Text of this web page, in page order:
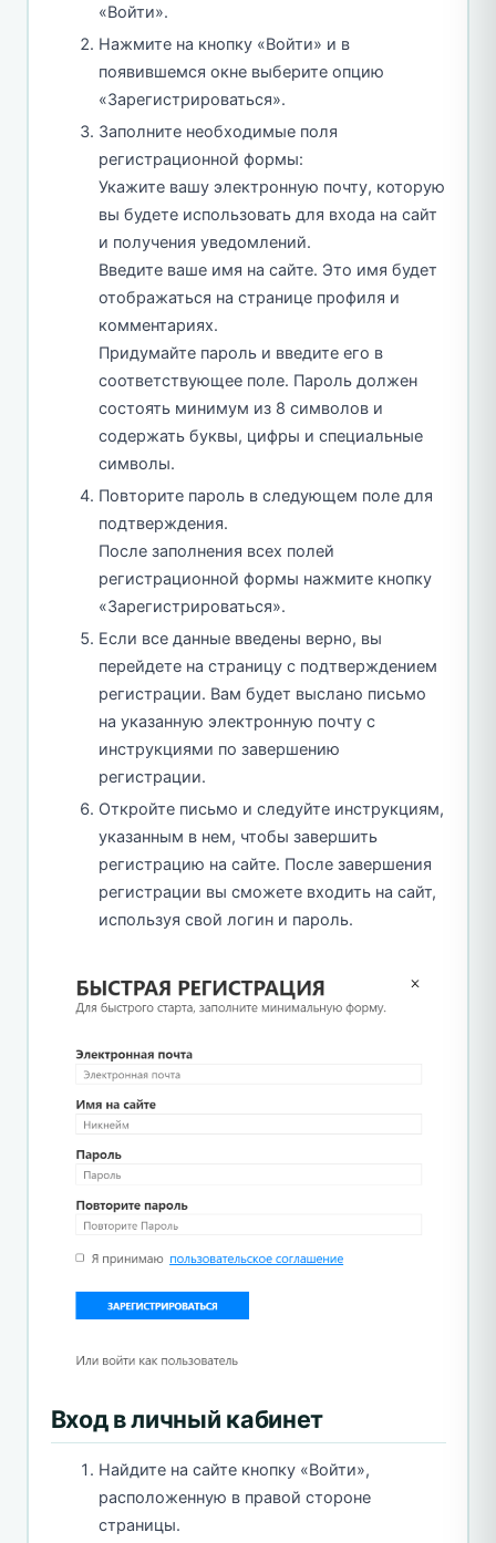
«Войти».
Нажмите на кнопку «Войти» и в
появившемся окне выберите опцию
«Зарегистрироваться».
Заполните необходимые поля
регистрационной формы:
Укажите вашу электронную почту, которую
вы будете использовать для входа на сайт
и получения уведомлений.
Введите ваше имя на сайте. Это имя будет
отображаться на странице профиля и
комментариях.
Придумайте пароль и введите его в
соответствующее поле. Пароль должен
состоять минимум из 8 символов и
содержать буквы, цифры и специальные
символы.
Повторите пароль в следующем поле для
подтверждения.
После заполнения всех полей
регистрационной формы нажмите кнопку
«Зарегистрироваться».
Если все данные введены верно, вы
перейдете на страницу с подтверждением
регистрации. Вам будет выслано письмо
на указанную электронную почту с
инструкциями по завершению
регистрации.
Откройте письмо и следуйте инструкциям,
указанным в нем, чтобы завершить
регистрацию на сайте. После завершения
регистрации вы сможете входить на сайт,
используя свой логин и пароль.
Вход в личный кабинет
Найдите на сайте кнопку «Войти»,
расположенную в правой стороне
страницы.